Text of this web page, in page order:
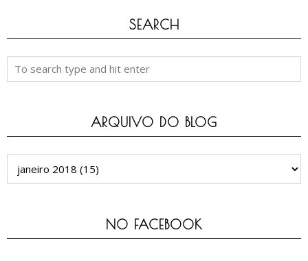
SEARCH
ARQUIVO DO BLOG
NO FACEBOOK